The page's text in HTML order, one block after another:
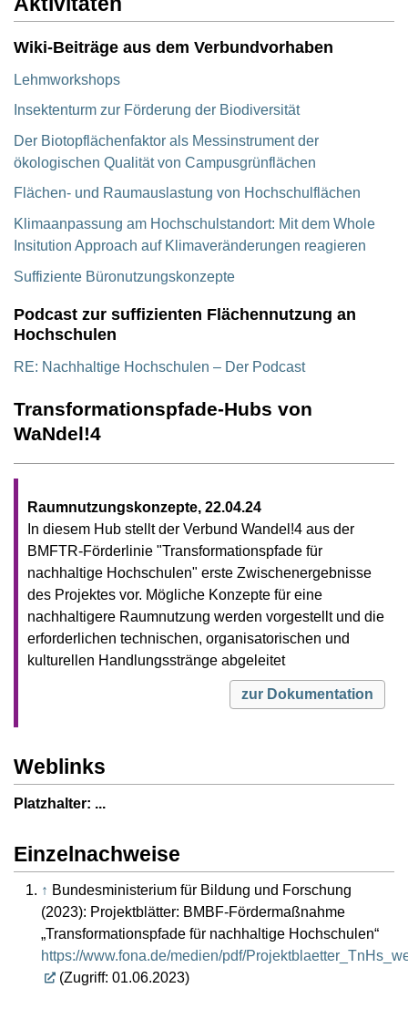
Wiki-Beiträge aus dem Verbundvorhaben
Lehmworkshops
Insektenturm zur Förderung der Biodiversität
Der Biotopflächenfaktor als Messinstrument der
ökologischen Qualität von Campusgrünflächen
Flächen- und Raumauslastung von Hochschulflächen
Klimaanpassung am Hochschulstandort: Mit dem Whole
Insitution Approach auf Klimaveränderungen reagieren
Suffiziente Büronutzungskonzepte
Podcast zur suffizienten Flächennutzung an
Hochschulen
RE: Nachhaltige Hochschulen – Der Podcast
Transformationspfade-Hubs von
WaNdel!4
Raumnutzungskonzepte, 22.04.24
In diesem Hub stellt der Verbund Wandel!4 aus der
BMFTR-Förderlinie "Transformationspfade für
nachhaltige Hochschulen" erste Zwischenergebnisse
des Projektes vor. Mögliche Konzepte für eine
nachhaltigere Raumnutzung werden vorgestellt und die
erforderlichen technischen, organisatorischen und
kulturellen Handlungsstränge abgeleitet
zur Dokumentation
Weblinks
Platzhalter: ...
Einzelnachweise
↑ Bundesministerium für Bildung und Forschung
(2023): Projektblätter: BMBF-Fördermaßnahme
„Transformationspfade für nachhaltige Hochschulen“
https://www.fona.de/medien/pdf/
(Zugriff: 01.06.2023)